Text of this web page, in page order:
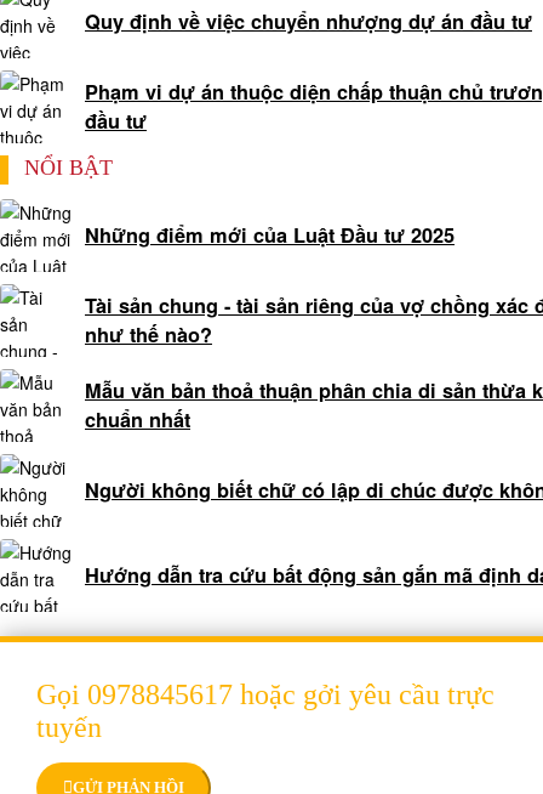
vấn
luật
lao
động
0978845617
Tổng
đài
tư
vấn
luật
hôn
nhân
gia
đình
0909
160684
Tổng
đài
tư
vấn
nghiệp
0978845617
Hợp
đồng
Quy định về việc chuyển nhượng dự án đầu tư
Phạm vi dự án thuộc diện chấp thuận chủ
đầu tư
NỔI BẬT
Những điểm mới của Luật Đầu tư 2025
Tài sản chung - tài sản riêng của vợ chồng xác
như thế nào?
Mẫu văn bản thoả thuận phân chia di sản thừa
chuẩn nhất
Người không biết chữ có lập di chúc được
Hướng dẫn tra cứu bất động sản gắn mã định
Gọi 0978845617 hoặc gởi yêu cầu trực
tuyến
GỬI PHẢN HỒI